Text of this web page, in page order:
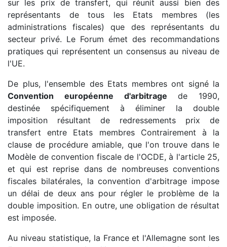
sur les prix de transfert, qui réunit aussi bien des
représentants de tous les Etats membres (les
administrations fiscales) que des représentants du
secteur privé. Le Forum émet des recommandations
pratiques qui représentent un consensus au niveau de
l'UE.
De plus, l'ensemble des Etats membres ont signé la
Convention européenne d'arbitrage de 1990,
destinée spécifiquement à éliminer la double
imposition résultant de redressements prix de
transfert entre Etats membres Contrairement à la
clause de procédure amiable, que l'on trouve dans le
Modèle de convention fiscale de l'OCDE, à l'article 25,
et qui est reprise dans de nombreuses conventions
fiscales bilatérales, la convention d'arbitrage impose
un délai de deux ans pour régler le problème de la
double imposition. En outre, une obligation de résultat
est imposée.
Au niveau statistique, la France et l'Allemagne sont les